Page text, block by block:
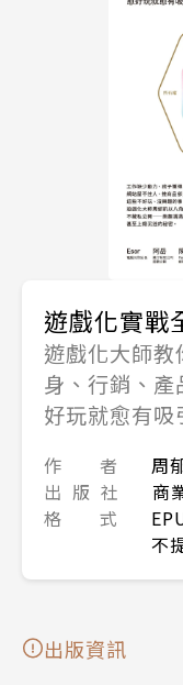
遊戲化實戰
遊戲化大師
身、行銷、
好玩就愈有吸
作 者
周
出 版 社
商
格 式
不
出版資訊